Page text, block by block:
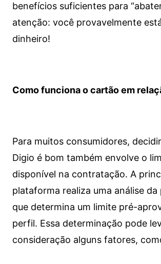
benefícios suficientes para
atenção: você provavelmente
dinheiro!
Como funciona o cartão em
Para muitos consumidores,
Digio é bom também envolve o
disponível na contratação. A
plataforma realiza uma análise
que determina um limite pré-
perfil. Essa determinação pode
consideração alguns fatores,